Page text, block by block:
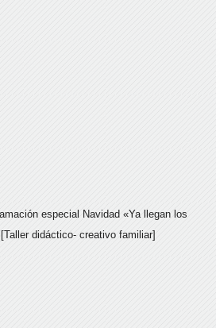
especial Navidad «Ya llegan los
didáctico- creativo familiar]